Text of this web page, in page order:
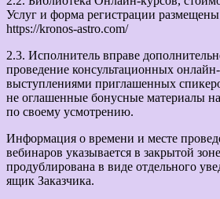
Услуг и форма регистрации
https://kronos-astro.com/
2.3. Исполнитель вправе
проведение консультационных
выступлениями приглашенных
не оглашенные бонусные материалы
по своему усмотрению.
Информация о времени и месте
вебинаров указывается в закрытой
продублирована в виде отдельного
ящик Заказчика.